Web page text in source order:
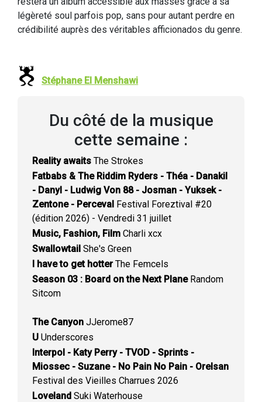
légèreté soul parfois pop, sans pour autant perdre en
crédibilité auprès des véritables afficionados du genre.
Stéphane El Menshawi
Du côté de la musique
cette semaine :
Reality awaits The Strokes
Fatbabs & The Riddim Ryders - Théa - Danakil
- Danyl - Ludwig Von 88 - Josman - Yuksek -
Zentone - Perceval Festival Foreztival #20
(édition 2026) - Vendredi 31 juillet
Music, Fashion, Film Charli xcx
Swallowtail She's Green
I have to get hotterThe Femcels
Season 03 : Board on the Next PlaneRandom
Sitcom
The Canyon JJerome87
U Underscores
Interpol - Katy Perry - TVOD - Sprints -
Miossec - Suzane - No Pain No Pain - Orelsan
Festival des Vieilles Charrues 2026
Loveland Suki Waterhouse